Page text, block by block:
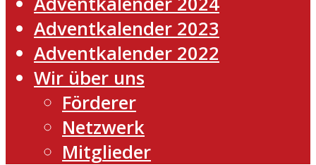
Adventkalender 2023
Adventkalender 2022
Wir über uns
Förderer
Netzwerk
Mitglieder